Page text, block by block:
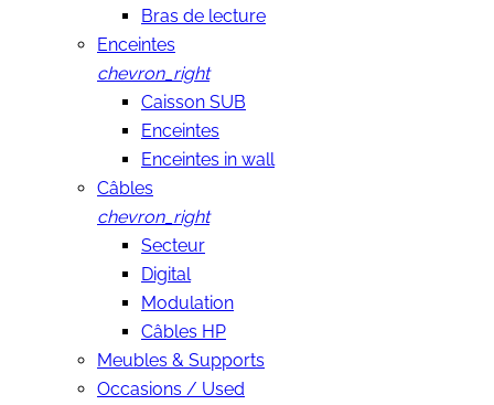
Bras de lecture
Enceintes
chevron_right
Caisson SUB
Enceintes
Enceintes in wall
Câbles
chevron_right
Secteur
Digital
Modulation
Câbles HP
Meubles & Supports
Occasions / Used